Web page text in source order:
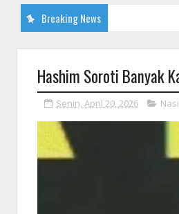
Breaking News
Hashim Soroti Banyak
Senin, April 20, 2026